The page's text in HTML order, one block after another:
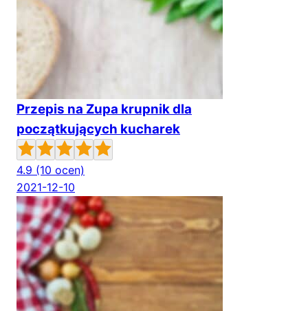
Przepis na Zupa krupnik dla
początkujących kucharek
4.9 (10 ocen)
2021-12-10